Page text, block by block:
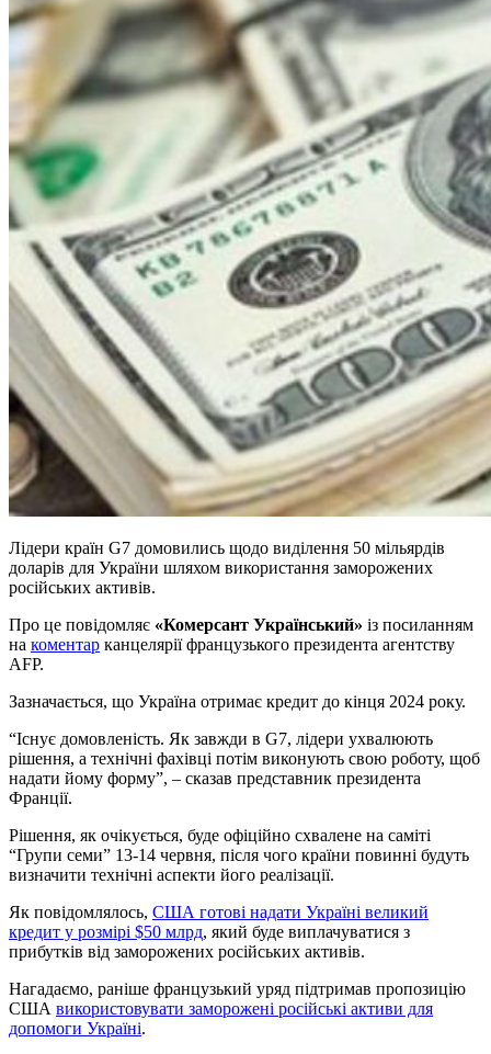
Лідери країн G7 домовились щодо виділення 50 мільярдів
доларів для України шляхом використання заморожених
російських активів.
Про це повідомляє «Комерсант Український» із посиланням
на коментар канцелярії французького президента агентству
AFP.
Зазначається, що Україна отримає кредит до кінця 2024 року.
“Існує домовленість. Як завжди в G7, лідери ухвалюють
рішення, а технічні фахівці потім виконують свою роботу, щоб
надати йому форму”, – сказав представник президента
Франції.
Рішення, як очікується, буде офіційно схвалене на саміті
“Групи семи” 13-14 червня, після чого країни повинні будуть
визначити технічні аспекти його реалізації.
Як повідомлялось, США готові надати Україні великий
кредит у розмірі $50 млрд, який буде виплачуватися з
прибутків від заморожених російських активів.
Нагадаємо, раніше французький уряд підтримав пропозицію
США використовувати заморожені російські активи для
допомоги Україні.